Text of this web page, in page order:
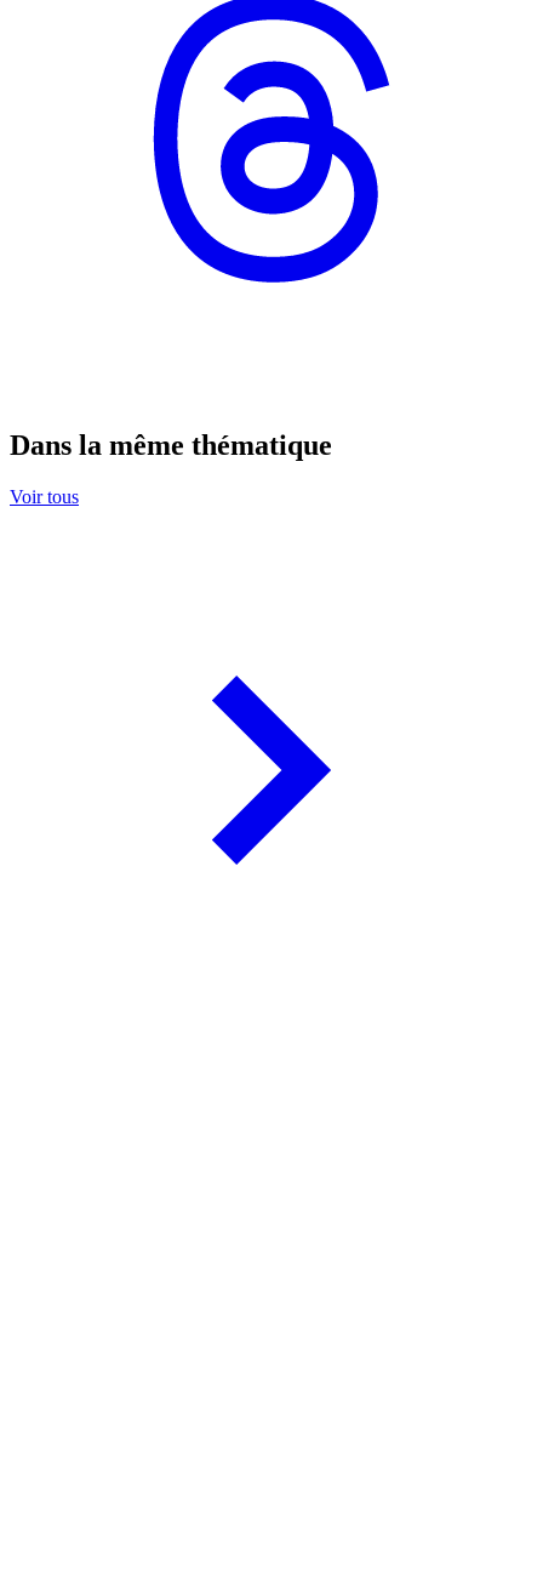
Dans la même thématique
Voir tous